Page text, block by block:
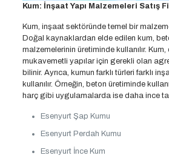
Kum: İnşaat Yapı Malzemeleri Satış
Kum, inşaat sektöründe temel bir
Doğal kaynaklardan elde edilen kum,
malzemelerinin üretiminde kullanılır. Kum,
mukavemetli yapılar için gerekli olan
bilinir. Ayrıca, kumun farklı türleri farklı
kullanılır. Örneğin, beton üretiminde
harç gibi uygulamalarda ise daha ince
Esenyurt Şap Kumu
Esenyurt Perdah Kumu
Esenyurt İnce Kum